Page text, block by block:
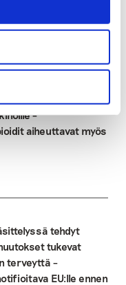
–
aiheuttavat myös
tehdyt
tukevat
terveyttä –
EU:lle ennen